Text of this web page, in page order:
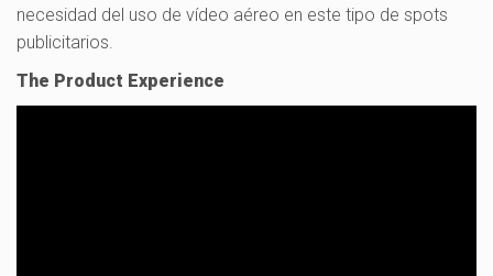
necesidad del uso de vídeo aéreo en este tipo de spots
publicitarios.
The Product Experience